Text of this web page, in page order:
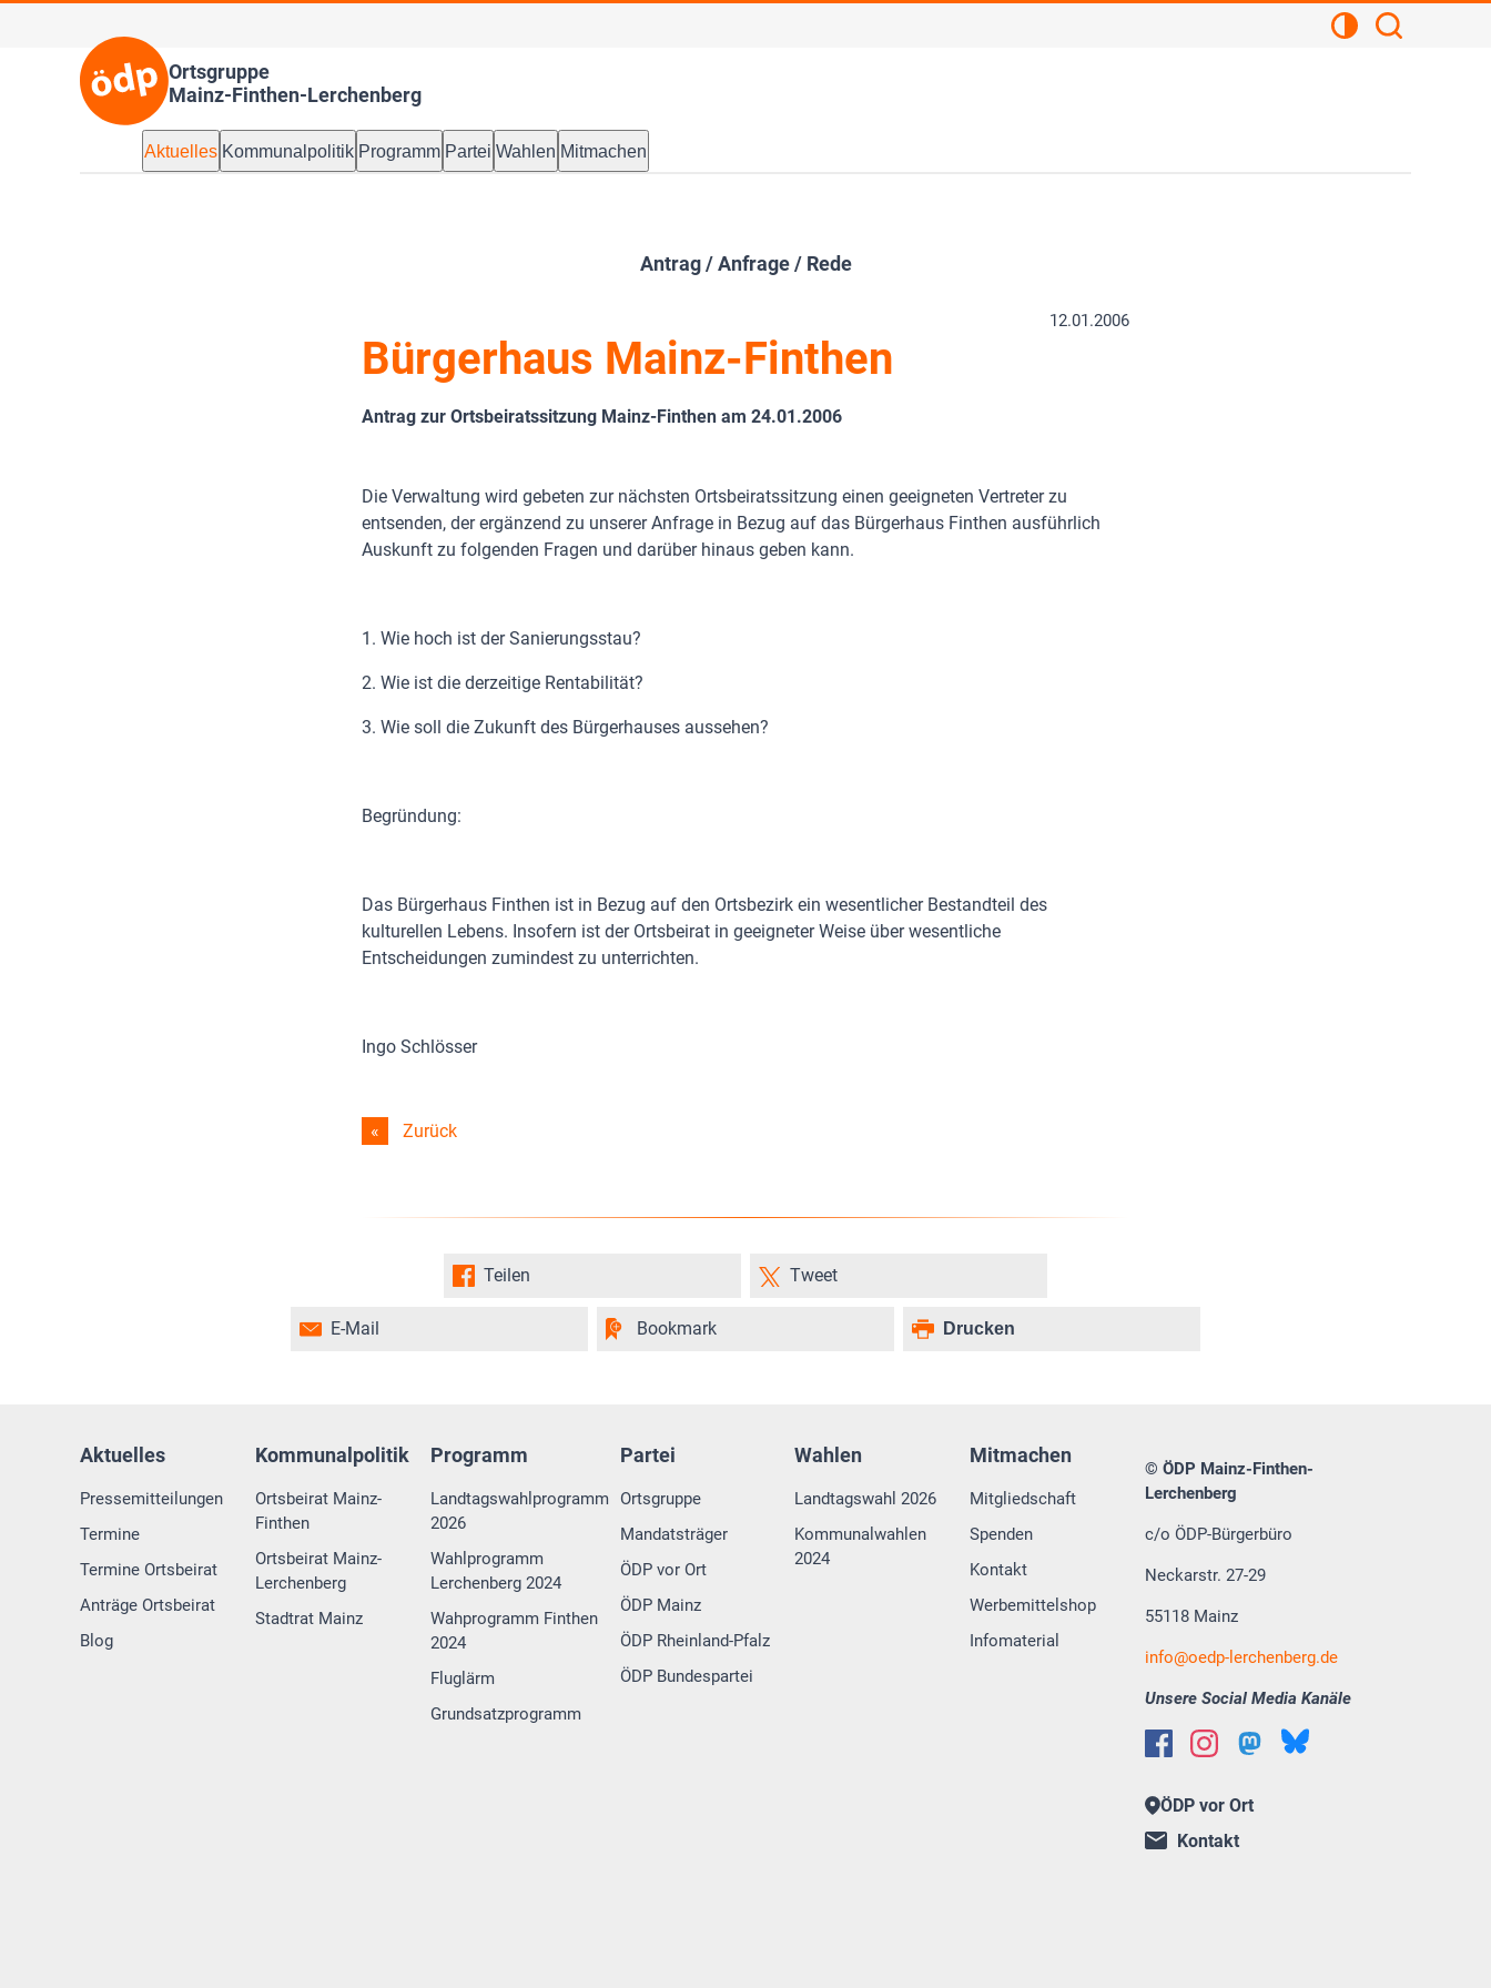
Ortsgruppe
Mainz-Finthen-Lerchenberg
Kontrastansicht
Aktuelles Kommunalpolitik Programm Partei Wahlen Mitmachen
Antrag / Anfrage / Rede
12.01.2006
Bürgerhaus Mainz-Finthen
Antrag zur Ortsbeiratssitzung Mainz-Finthen am 24.01.2006
Die Verwaltung wird gebeten zur nächsten Ortsbeiratssitzung einen geeigneten Vertreter zu
entsenden, der ergänzend zu unserer Anfrage in Bezug auf das Bürgerhaus Finthen ausführlich
Auskunft zu folgenden Fragen und darüber hinaus geben kann.
1. Wie hoch ist der Sanierungsstau?
2. Wie ist die derzeitige Rentabilität?
3. Wie soll die Zukunft des Bürgerhauses aussehen?
Begründung:
Das Bürgerhaus Finthen ist in Bezug auf den Ortsbezirk ein wesentlicher Bestandteil des
kulturellen Lebens. Insofern ist der Ortsbeirat in geeigneter Weise über wesentliche
Entscheidungen zumindest zu unterrichten.
Ingo Schlösser
Zurück
Teilen Tweet
E-Mail Bookmark Drucken
Aktuelles
Pressemitteilungen
Termine
Termine Ortsbeirat
Anträge Ortsbeirat
Blog
Kommunalpolitik
Ortsbeirat Mainz-
Finthen
Ortsbeirat Mainz-
Lerchenberg
Stadtrat Mainz
Programm
Landtagswahlprogramm
2026
Wahlprogramm
Lerchenberg 2024
Wahprogramm Finthen
2024
Fluglärm
Grundsatzprogramm
Partei
Ortsgruppe
Mandatsträger
ÖDP vor Ort
ÖDP Mainz
ÖDP Rheinland-Pfalz
ÖDP Bundespartei
Wahlen
Landtagswahl 2026
Kommunalwahlen
2024
Mitmachen
Mitgliedschaft
Spenden
Kontakt
Werbemittelshop
Infomaterial
© ÖDP Mainz-Finthen-
Lerchenberg
c/o ÖDP-Bürgerbüro
Neckarstr. 27-29
55118 Mainz
info oedp-lerchenberg.de
Unsere Social Media Kanäle
ÖDP vor Ort
Kontakt